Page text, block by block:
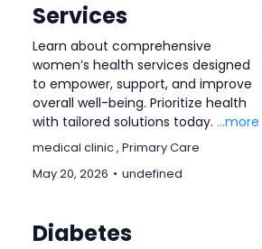
Services
Learn about comprehensive
women’s health services designed
to empower, support, and improve
overall well-being. Prioritize health
with tailored solutions today. ...more
medical clinic , Primary Care
May 20, 2026 • undefined
Diabetes